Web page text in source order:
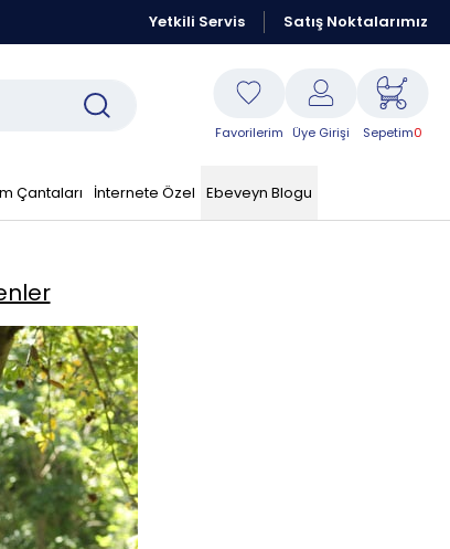
Kraft Resmi Sitesidir Peşin Fiyatına 6 Taksit Fırsatı
Yetkili Servis Satış Noktalarımız
Favorilerim Üye Girişi Sepetim0
Çantaları İnternete Özel Ebeveyn Blogu